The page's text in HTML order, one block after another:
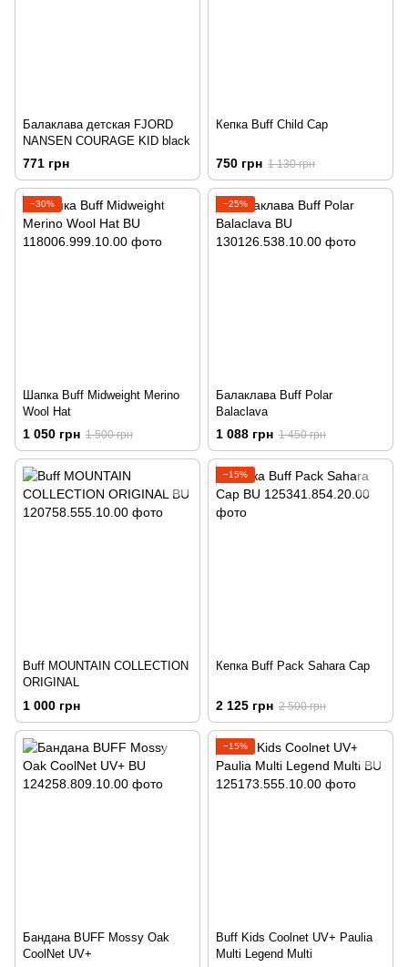
Балаклава детская FJORD
NANSEN COURAGE KID black
771 грн
Кепка Buff Child Cap
750 грн 1 130 грн
−30%
Шапка Buff Midweight Merino
Wool Hat
1 050 грн 1 500 грн
−25%
Балаклава Buff Polar
Balaclava
1 088 грн 1 450 грн
Buff MOUNTAIN COLLECTION
ORIGINAL
1 000 грн
−15%
Кепка Buff Pack Sahara Cap
2 125 грн 2 500 грн
Бандана BUFF Mossy Oak
CoolNet UV+
−15%
Buff Kids Coolnet UV+ Paulia
Multi Legend Multi